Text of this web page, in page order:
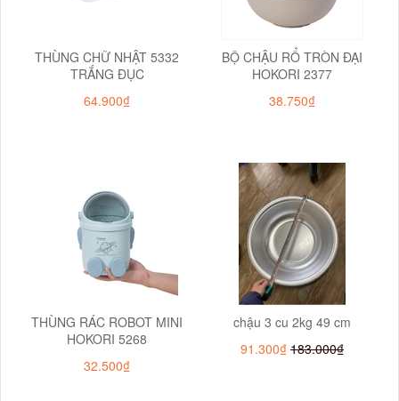
THÙNG CHỮ NHẬT 5332
TRẮNG ĐỤC
64.900₫
BỘ CHẬU RỔ TRÒN ĐẠI
HOKORI 2377
38.750₫
THÙNG RÁC ROBOT MINI
HOKORI 5268
32.500₫
chậu 3 cu 2kg 49 cm
91.300₫ 183.000₫